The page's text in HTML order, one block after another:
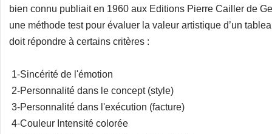
bien connu publiait en 1960 aux Editions Pierre Cailler de
une méthode test pour évaluer la valeur artistique d’un
doit répondre à certains critères :
1-Sincérité de l'émotion
2-Personnalité dans le concept (style)
3-Personnalité dans l'exécution (facture)
4-Couleur Intensité colorée